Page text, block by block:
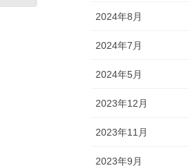
2024年8月
2024年7月
2024年5月
2023年12月
2023年11月
2023年9月